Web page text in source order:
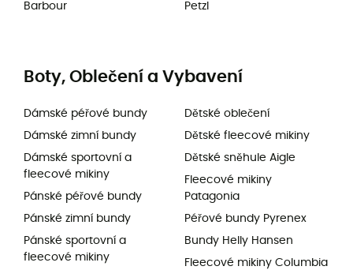
Barbour
Petzl
Boty, Oblečení a Vybavení
Dámské péřové bundy
Dámské zimní bundy
Dámské sportovní a
fleecové mikiny
Pánské péřové bundy
Pánské zimní bundy
Pánské sportovní a
fleecové mikiny
Dětské oblečení
Dětské fleecové mikiny
Dětské sněhule Aigle
Fleecové mikiny
Patagonia
Péřové bundy Pyrenex
Bundy Helly Hansen
Fleecové mikiny Columbia